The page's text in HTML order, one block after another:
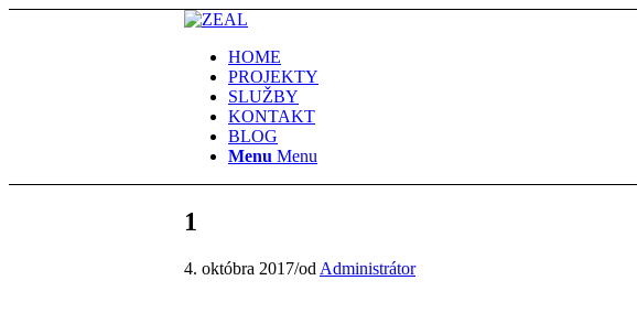
HOME
PROJEKTY
SLUŽBY
KONTAKT
BLOG
Menu Menu
1
4. októbra 2017/od Administrátor